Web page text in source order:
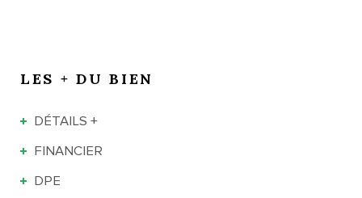
LES + DU BIEN
DÉTAILS +
FINANCIER
DPE